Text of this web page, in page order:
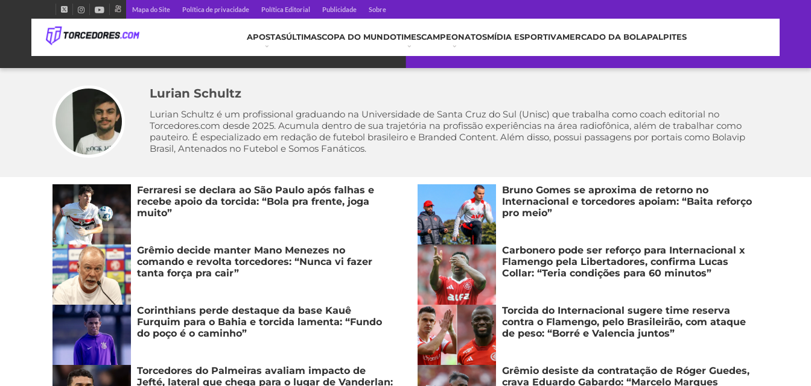
Mapa do Site Política de privacidade Política Editorial Publicidade Sobre
APOSTASÚLTIMASCOPA DO MUNDOTIMESCAMPEONATOSMÍDIA ESPORTIVAMERCADO DA BOLAPALPITES
Lurian Schultz
Lurian Schultz é um profissional graduando na Universidade de Santa Cruz do Sul (Unisc) que trabalha como coach editorial no
Torcedores.com desde 2025. Acumula dentro de sua trajetória na profissão experiências na área radiofônica, além de trabalhar como
pauteiro. É especializado em redação de futebol brasileiro e Branded Content. Além disso, possui passagens por portais como Bolavip
Brasil, Antenados no Futebol e Somos Fanáticos.
Ferraresi se declara ao São Paulo após falhas e
recebe apoio da torcida: “Bola pra frente, joga
muito”
Bruno Gomes se aproxima de retorno no
Internacional e torcedores apoiam: “Baita reforço
pro meio”
Grêmio decide manter Mano Menezes no
comando e revolta torcedores: “Nunca vi fazer
tanta força pra cair”
Carbonero pode ser reforço para Internacional x
Flamengo pela Libertadores, confirma Lucas
Collar: “Teria condições para 60 minutos”
Corinthians perde destaque da base Kauê
Furquim para o Bahia e torcida lamenta: “Fundo
do poço é o caminho”
Torcida do Internacional sugere time reserva
contra o Flamengo, pelo Brasileirão, com ataque
de peso: “Borré e Valencia juntos”
Torcedores do Palmeiras avaliam impacto de
Jefté, lateral que chega para o lugar de Vanderlan:
Grêmio desiste da contratação de Róger Guedes,
crava Eduardo Gabardo: “Marcelo Marques